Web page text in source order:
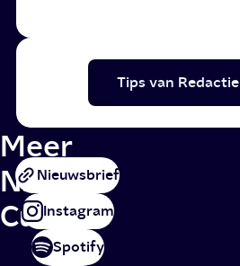
Tips van Redactie
Meer
NPO
Cultuur
Nieuwsbrief
Instagram
Spotify